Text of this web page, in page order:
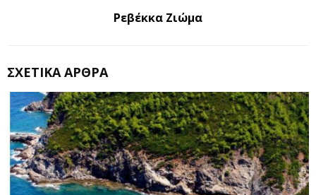
Ρεβέκκα Ζιώμα
ΣΧΕΤΙΚΆ ΆΡΘΡΑ